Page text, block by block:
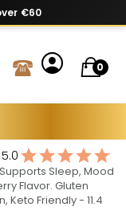
€60
0
5.0
Sleep, Mood
Flavor. Gluten
Keto Friendly - 11.4